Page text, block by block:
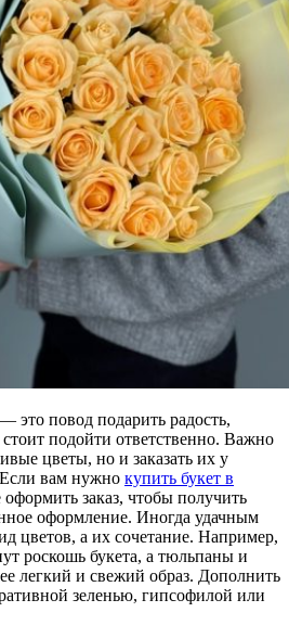
это повод подарить радость,
подойти ответственно. Важно
цветы, но и заказать их у
вам нужно купить букет в
оформить заказ, чтобы получить
оформление. Иногда удачным
цветов, а их сочетание. Например,
роскошь букета, а тюльпаны и
легкий и свежий образ. Дополнить
зеленью, гипсофилой или